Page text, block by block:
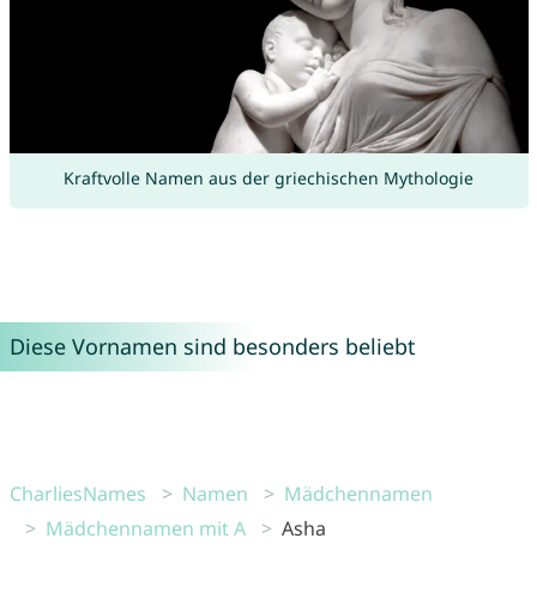
Kraftvolle Namen aus der griechischen Mythologie
Diese Vornamen sind besonders beliebt
CharliesNames Namen
Mädchennamen
Mädchennamen mit A
Asha